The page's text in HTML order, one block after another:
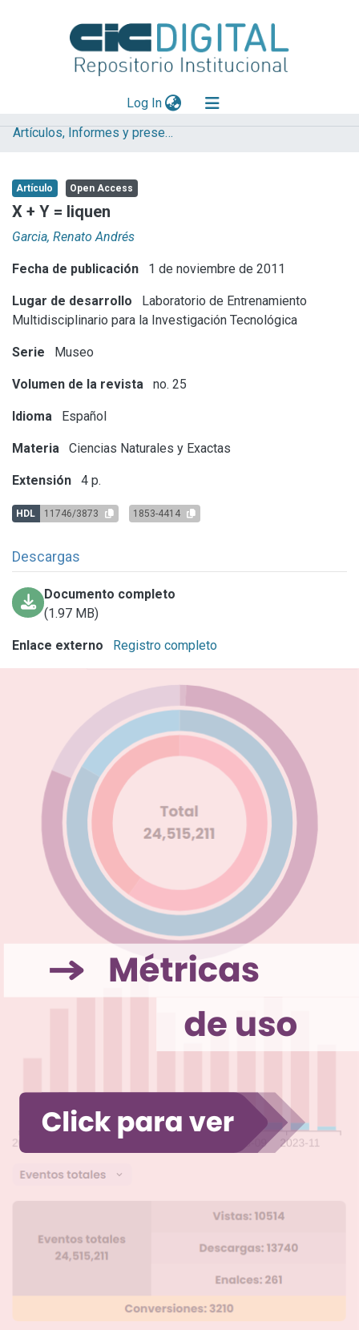
Log In(current)
Explorar
Aportar material
Statistics
Artículos, Informes y presentaciones en Congresos (UNLP)
Artículo Open Access
X + Y = liquen
Garcia, Renato Andrés
Fecha de publicación 1 de noviembre de 2011
Lugar de desarrollo
Laboratorio de Entrenamiento
Multidisciplinario para la Investigación Tecnológica
Serie Museo
Volumen de la revista no. 25
Idioma Español
Materia Ciencias Naturales y Exactas
Extensión 4 p.
HDL 11746/3873 1853-4414
Descargas
Documento completo
(1.97 MB)
Enlace externo Registro completo